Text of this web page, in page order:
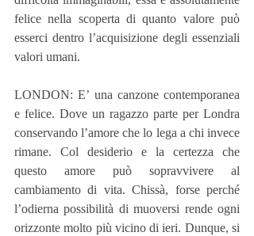
felice nella scoperta di quanto valore può
esserci dentro l’acquisizione degli essenziali
valori umani.
LONDON: E’ una canzone contemporanea
e felice. Dove un ragazzo parte per Londra
conservando l’amore che lo lega a chi invece
rimane. Col desiderio e la certezza che
questo amore può sopravvivere al
cambiamento di vita. Chissà, forse perché
l’odierna possibilità di muoversi rende ogni
orizzonte molto più vicino di ieri. Dunque, si